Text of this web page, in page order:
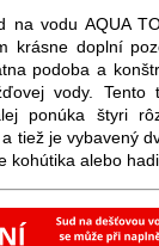
na vodu AQUA
krásne doplní
podoba a
vody. Tento
ponúka štyri
tiež je vybavený
kohútika alebo